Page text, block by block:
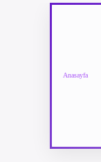
Anasayfa